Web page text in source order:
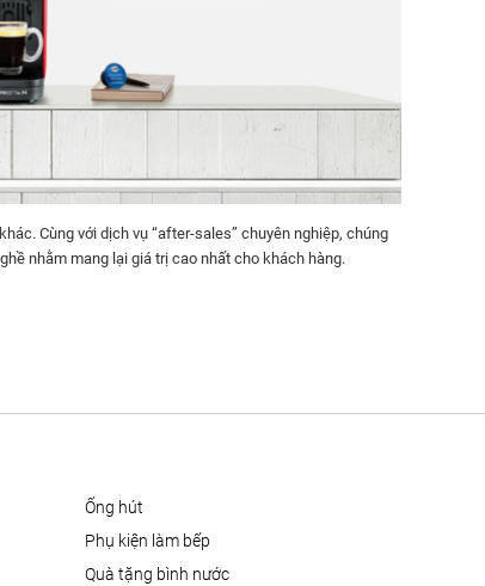
Cùng với dịch vụ “after-sales” chuyên nghiệp, chúng
nhằm mang lại giá trị cao nhất cho khách hàng.
ống hút
phụ kiện làm bếp
quà tặng bình nước